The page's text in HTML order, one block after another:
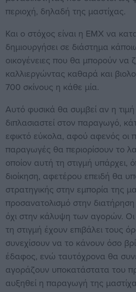
περιοχή, δηλαδή της μαστίχας.
Και ο στόχος είναι η ΕΜΧ να
δημιουργήσει σε διάστημα
οικογένειες που θα μπορούν να
καλλιεργώντας καθαρά και
700 σκίνους η κάθε μία.
Αυτό φυσικά θα συμβεί αν η τιμή
διπλασιαστεί στον παραγωγό,
εφικτό εύκολα, αφού αφενός οι
παραγωγές θα περιορίσουν το
οποίον αυτή τη στιγμή υπάρχει,
διοίκηση, αφετέρου επειδή θα
στρατηγικής στην εμπορία της
προσανατολισμό στην
όχι στην κάλυψη των αγορών.
τη στιγμή έχουν επιβάλει τους
συνεχίσουν να το κάνουν όσο
έδαφος, ενώ ταυτόχρονα θα
αγοράζουν υποκατάστατα του
αυξηθεί η παραγωγή της